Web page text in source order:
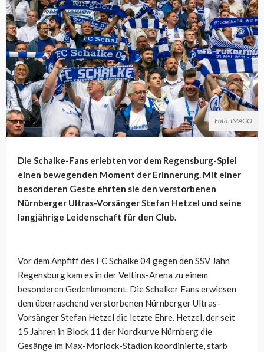
Foto: IMAGO
Die Schalke-Fans erlebten vor dem Regensburg-Spiel
einen bewegenden Moment der Erinnerung. Mit einer
besonderen Geste ehrten sie den verstorbenen
Nürnberger Ultras-Vorsänger Stefan Hetzel und seine
langjährige Leidenschaft für den Club.
Vor dem Anpfiff des FC Schalke 04 gegen den SSV Jahn
Regensburg kam es in der Veltins-Arena zu einem
besonderen Gedenkmoment. Die Schalker Fans erwiesen
dem überraschend verstorbenen Nürnberger Ultras-
Vorsänger Stefan Hetzel die letzte Ehre. Hetzel, der seit
15 Jahren in Block 11 der Nordkurve Nürnberg die
Gesänge im Max-Morlock-Stadion koordinierte, starb